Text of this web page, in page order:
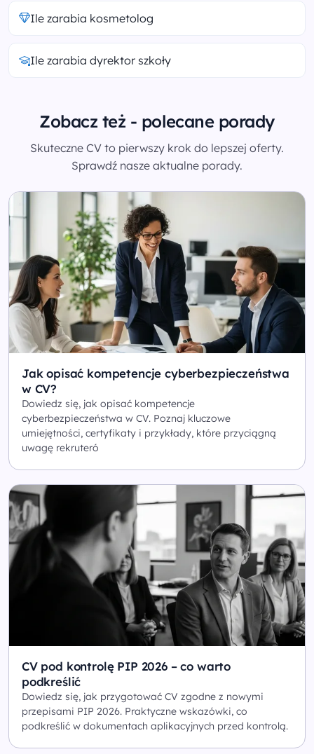
Ile zarabia kosmetolog
Ile zarabia dyrektor szkoły
Zobacz też - polecane porady
Skuteczne CV to pierwszy krok do lepszej oferty.
Sprawdź nasze aktualne porady.
Jak opisać kompetencje cyberbezpieczeństwa
w CV?
Dowiedz się, jak opisać kompetencje
cyberbezpieczeństwa w CV. Poznaj kluczowe
umiejętności, certyfikaty i przykłady, które przyciągną
uwagę rekruteró
CV pod kontrolę PIP 2026 – co warto
podkreślić
Dowiedz się, jak przygotować CV zgodne z nowymi
przepisami PIP 2026. Praktyczne wskazówki, co
podkreślić w dokumentach aplikacyjnych przed kontrolą.